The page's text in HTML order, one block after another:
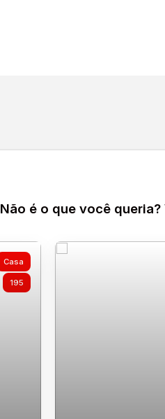
Não é o que você
Casa
195